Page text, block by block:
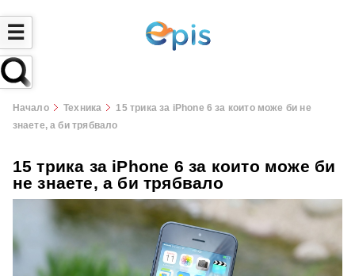
☰
Начало Техника
15 трика за iPhone 6 за които може би не
знаете, а би трябвало
15 трика за iPhone 6 за които може би
не знаете, а би трябвало